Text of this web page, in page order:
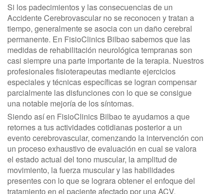
Si los padecimientos y las consecuencias de un
Accidente Cerebrovascular no se reconocen y tratan a
tiempo, generalmente se asocia con un daño cerebral
permanente. En FisioClinics Bilbao sabemos que las
medidas de rehabilitación neurológica tempranas son
casi siempre una parte importante de la terapia. Nuestros
profesionales fisioterapeutas mediante ejercicios
especiales y técnicas específicas se logran compensar
parcialmente las disfunciones con lo que se consigue
una notable mejoría de los síntomas.
Siendo así en FisioClinics Bilbao te ayudamos a que
retornes a tus actividades cotidianas posterior a un
evento cerebrovascular, comenzando la intervención con
un proceso exhaustivo de evaluación en cual se valora
el estado actual del tono muscular, la amplitud de
movimiento, la fuerza muscular y las habilidades
presentes con lo que se lograra obtener el enfoque del
tratamiento en el paciente afectado por una ACV.